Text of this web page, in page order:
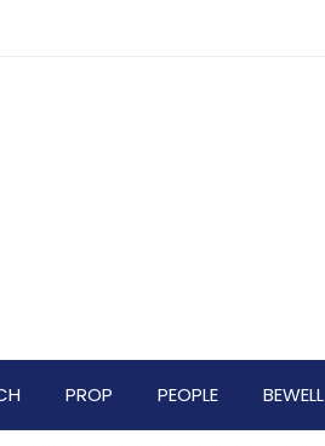
PROP PEOPLE BEWELL